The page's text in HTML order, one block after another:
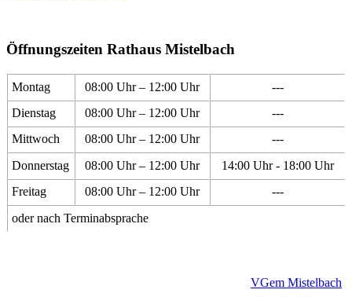
Öffnungszeiten Rathaus Mistelbach
Montag 08:00 Uhr – 12:00 Uhr
---
Dienstag
08:00 Uhr – 12:00 Uhr
---
Mittwoch
08:00 Uhr – 12:00 Uhr
---
Donnerstag
08:00 Uhr – 12:00 Uhr
14:00 Uhr - 18:00 Uhr
Freitag
08:00 Uhr – 12:00 Uhr
---
oder nach Terminabsprache
VGem Mistelbach